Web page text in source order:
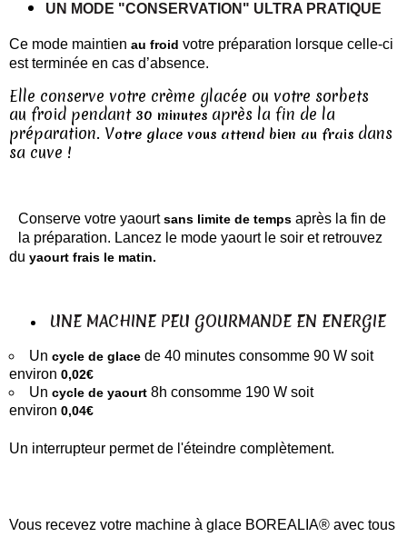
UN MODE "CONSERVATION" ULTRA PRATIQUE
Ce mode maintien au froid votre préparation lorsque celle-ci
est terminée en cas d’absence.
Elle conserve votre crème glacée ou votre sorbets
au froid pendant 30 minutes après la fin de la
préparation. Votre glace vous attend bien au frais dans
sa cuve !
Conserve votre yaourt sans limite de temps après la fin de
la préparation. Lancez le mode yaourt le soir et retrouvez
du yaourt frais le matin.
UNE MACHINE PEU GOURMANDE EN ENERGIE
Un cycle de glace de 40 minutes consomme 90 W soit
environ 0,02€
Un cycle de yaourt 8h consomme 190 W soit
environ 0,04€
Un interrupteur permet de l'éteindre complètement.
Vous recevez votre machine à glace BOREALIA® avec tous